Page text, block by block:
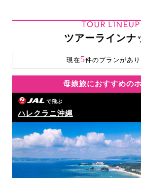
TOUR LINEUP
ツアーラインナ
現在5件のプランがあ
母娘旅におすすめの
で飛ぶ
ハレクラニ沖縄